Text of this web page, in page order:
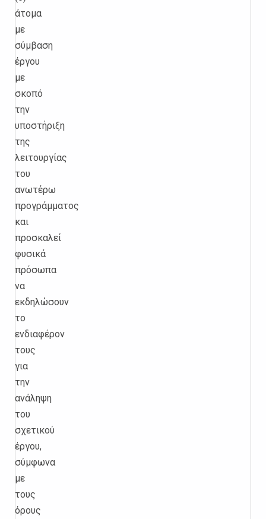
άτομα
με
σύμβαση
έργου
με
σκοπό
την
υποστήριξη
της
λειτουργίας
του
ανωτέρω
προγράμματος
και
προσκαλεί
φυσικά
πρόσωπα
να
εκδηλώσουν
το
ενδιαφέρον
τους
για
την
ανάληψη
του
σχετικού
έργου,
σύμφωνα
με
τους
όρους